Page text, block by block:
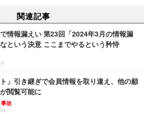
関連記事
情報漏えい 第23回「2024年3月の情報漏
という決意 ここまでやるという矜恃
ト」引き継ぎで会員情報を取り違え、他の顧
閲覧可能に
故